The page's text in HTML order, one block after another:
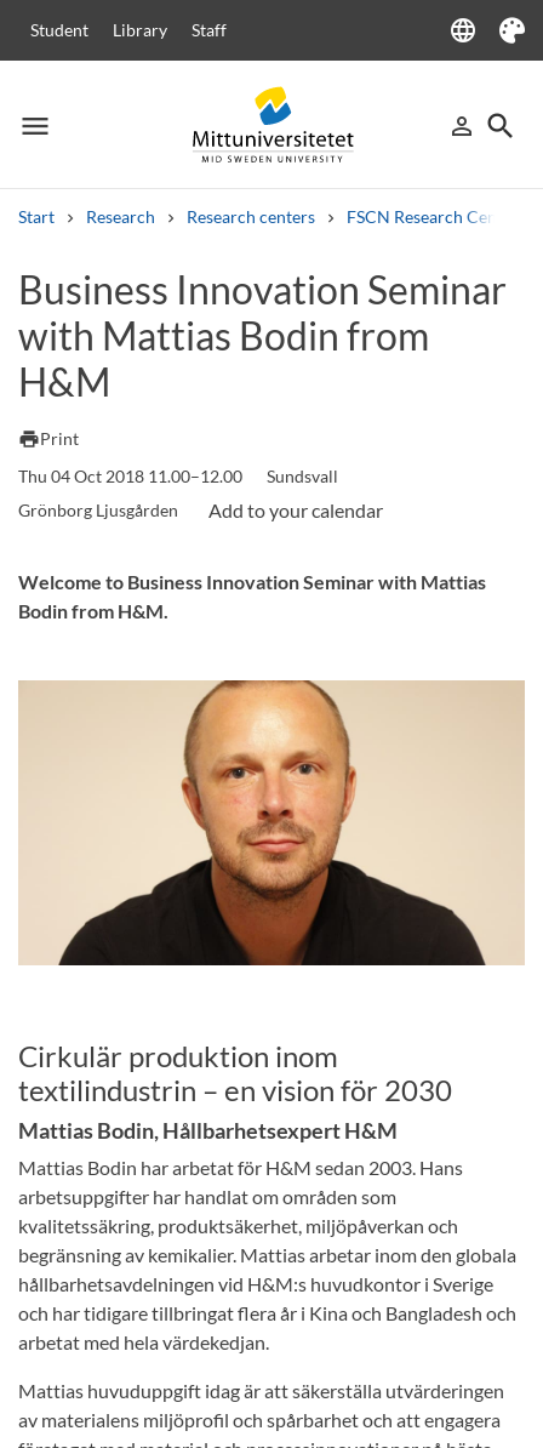
Student Library Staff language
Language
Theme
menu
Menu person_outline
Sign in
search
Start Research Research centers FSCN Research Centre
Other search services
Courses and programmesSyllabusWelcome letters
Job vacancies
Business Innovation Seminar
with Mattias Bodin from
H&M
printPrint
Thu 04 Oct 2018 11.00–12.00
Sundsvall
Grönborg Ljusgården
Welcome to Business Innovation Seminar with Mattias
Bodin from H&M.
Cirkulär produktion inom
textilindustrin – en vision för 2030
Mattias Bodin, Hållbarhetsexpert H&M
Mattias Bodin har arbetat för H&M sedan 2003. Hans
arbetsuppgifter har handlat om områden som
kvalitetssäkring, produktsäkerhet, miljöpåverkan och
begränsning av kemikalier. Mattias arbetar inom den globala
hållbarhetsavdelningen vid H&M:s huvudkontor i Sverige
och har tidigare tillbringat flera år i Kina och Bangladesh och
arbetat med hela värdekedjan.
Mattias huvuduppgift idag är att säkerställa utvärderingen
av materialens miljöprofil och spårbarhet och att engagera